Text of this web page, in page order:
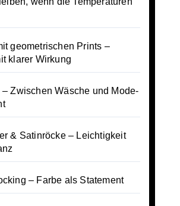
geometrischen Prints –
klarer Wirkung
– Zwischen Wäsche und Mode-
& Satinröcke – Leichtigkeit
– Farbe als Statement